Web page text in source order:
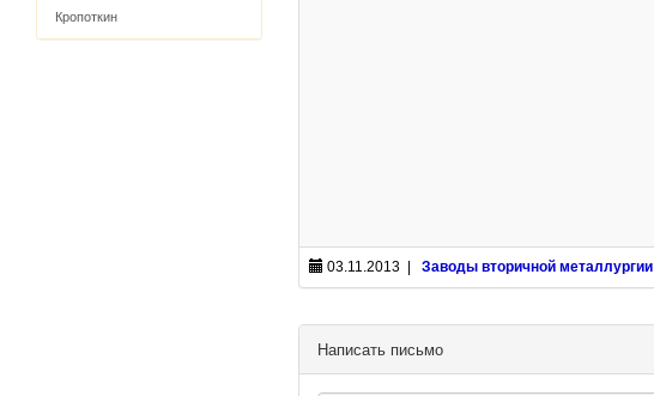
Кропоткин
03.11.2013 | Заводы вторичной металлургии
Написать письмо